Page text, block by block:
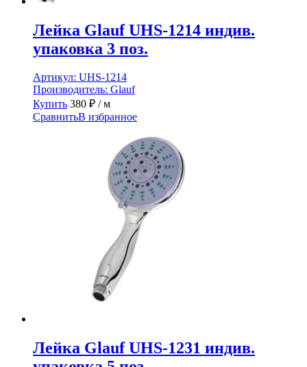
Лейка Glauf UHS-1214 индив.
упаковка 3 поз.
Артикул: UHS-1214
Производитель: Glauf
Купить 380 ₽ / м
СравнитьВ избранное
Лейка Glauf UHS-1231 индив.